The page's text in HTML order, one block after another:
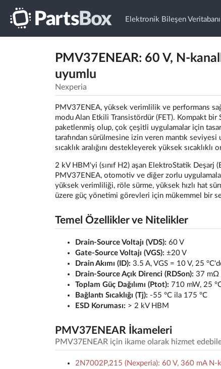
Elektronik Bileşen Veritabanı
PMV37ENEAR: 60 V, N-
uyumlu
Nexperia
PMV37ENEA, yüksek verimlilik ve performans
modu Alan Etkili Transistördür (FET). Kompakt
paketlenmiş olup, çok çeşitli uygulamalar için
tarafından sürülmesine izin veren mantık
sıcaklık aralığını destekleyerek yüksek
2 kV HBM'yi (sınıf H2) aşan ElektroStatik Deşarj
PMV37ENEA, otomotiv ve diğer zorlu
yüksek verimliliği, röle sürme, yüksek hızlı hat
üzere güç yönetimi görevleri için mükemmel bir
Temel Özellikler ve Nitelikler
Drain-Source Voltajı (VDS): 60 V
Gate-Source Voltajı (VGS): ±20 V
Drain Akımı (ID): 3.5 A, VGS = 10 V, 25
Drain-Source Açık Direnci (RDSon): 37 mΩ
Toplam Güç Dağılımı (Ptot): 710 mW, 25
Bağlantı Sıcaklığı (Tj): -55 °C ila 175 °C
ESD Koruması: > 2 kV HBM
PMV37ENEAR İkameleri
PMV37ENEAR için ikame olarak hizmet
2N7002P,215 (Nexperia): 60 V, 360 mA N-